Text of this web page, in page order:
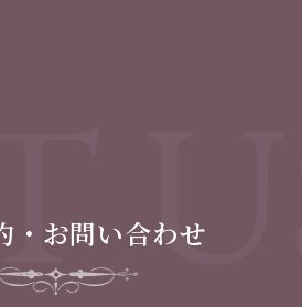
・お問い合わせ